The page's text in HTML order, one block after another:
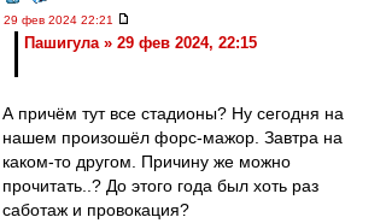
29 фев 2024 22:21
Пашигула » 29 фев 2024, 22:15
А причём тут все стадионы? Ну сегодня на
нашем произошёл форс-мажор. Завтра на
каком-то другом. Причину же можно
прочитать..? До этого года был хоть раз
саботаж и провокация?